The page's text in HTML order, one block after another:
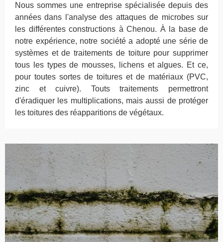
Nous sommes une entreprise spécialisée depuis des
années dans l'analyse des attaques de microbes sur
les différentes constructions à Chenou. À la base de
notre expérience, notre société a adopté une série de
systèmes et de traitements de toiture pour supprimer
tous les types de mousses, lichens et algues. Et ce,
pour toutes sortes de toitures et de matériaux (PVC,
zinc et cuivre). Touts traitements permettront
d'éradiquer les multiplications, mais aussi de protéger
les toitures des réapparitions de végétaux.